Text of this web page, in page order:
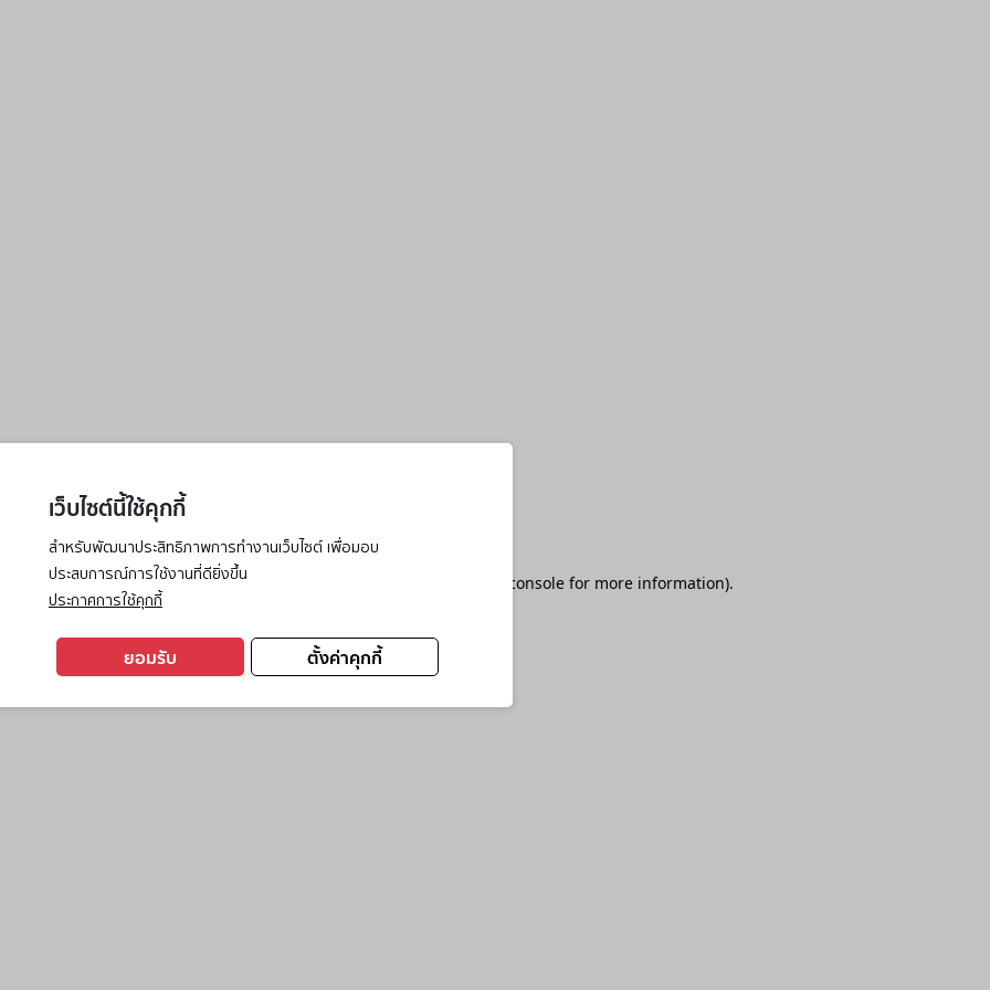
เว็บไซต์นี้ใช้คุกกี้
สำหรับพัฒนาประสิทธิภาพการทำงานเว็บไซต์ เพื่อมอบ
ประสบการณ์การใช้งานที่ดียิ่งขึ้น
ประกาศการใช้คุกกี้
ตั้งค่าคุกกี้
ยอมรับ
has occurred while loading browser console for more information).